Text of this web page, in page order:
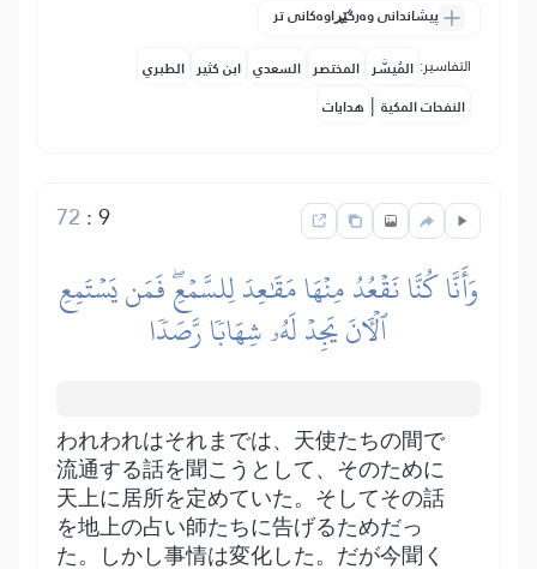
پیشاندانی وەرگێڕاوەکانی تر
التفاسير: المُيسَّر المختصر السعدي ابن كثير الطبري
النفحات المكية | هدايات
9
:
72
وَأَنَّا كُنَّا نَقۡعُدُ مِنۡهَا مَقَٰعِدَ لِلسَّمۡعِۖ فَمَن يَسۡتَمِعِ
ٱلۡأٓنَ يَجِدۡ لَهُۥ شِهَابٗا رَّصَدٗا
われわれはそれまでは、天使たちの間で
流通する話を聞こうとして、そのために
天上に居所を定めていた。そしてその話
を地上の占い師たちに告げるためだっ
た。しかし事情は変化した。だが今聞く